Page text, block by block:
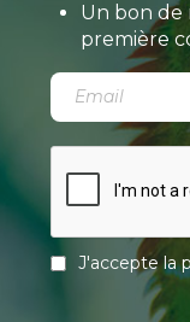
Un bon de
première
J'accepte la